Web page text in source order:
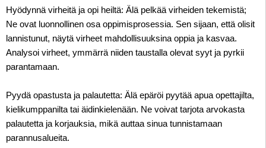
Hyödynnä virheitä ja opi heiltä: Älä pelkää virheiden tekemistä;
Ne ovat luonnollinen osa oppimisprosessia. Sen sijaan, että olisit
lannistunut, näytä virheet mahdollisuuksina oppia ja kasvaa.
Analysoi virheet, ymmärrä niiden taustalla olevat syyt ja pyrkii
parantamaan.
Pyydä opastusta ja palautetta: Älä epäröi pyytää apua opettajilta,
kielikumppanilta tai äidinkielenään. Ne voivat tarjota arvokasta
palautetta ja korjauksia, mikä auttaa sinua tunnistamaan
parannusalueita.